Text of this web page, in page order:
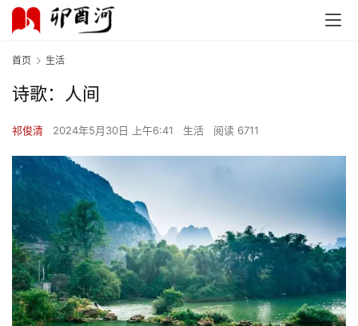
首页 生活
诗歌：人间
祁俊清 2024年5月30日 上午6:41 生活 阅读 6711